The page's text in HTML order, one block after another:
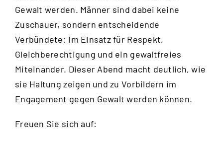
Gewalt werden. Männer sind dabei keine
Zuschauer, sondern entscheidende
Verbündete: im Einsatz für Respekt,
Gleichberechtigung und ein gewaltfreies
Miteinander. Dieser Abend macht deutlich, wie
sie Haltung zeigen und zu Vorbildern im
Engagement gegen Gewalt werden können.
Freuen Sie sich auf: